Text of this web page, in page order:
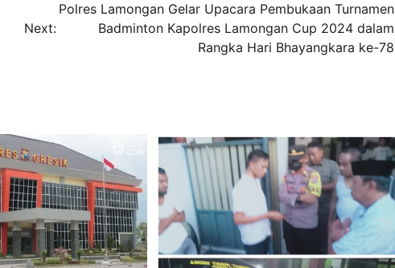
Next:
Polres Lamongan Gelar Upacara Pembukaan Turnamen
Badminton Kapolres Lamongan Cup 2024 dalam
Rangka Hari Bhayangkara ke-78